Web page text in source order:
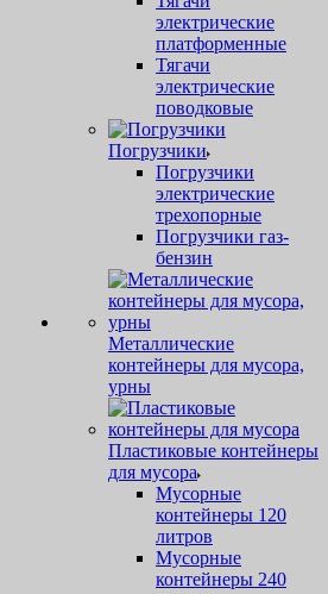
электрические
платформенные
Тягачи
электрические
поводковые
Погрузчики
Погрузчики
электрические
трехопорные
Погрузчики газ-
бензин
Металлические
контейнеры для мусора,
урны
Пластиковые контейнеры
для мусора
Мусорные
контейнеры 120
литров
Мусорные
контейнеры 240